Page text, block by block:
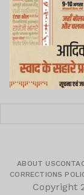
ABOUT US
CORRECTIONS
Copyright